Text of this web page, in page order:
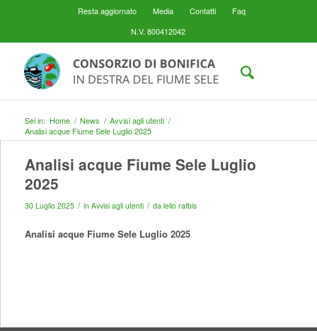
Resta aggiornato Media Contatti
Faq
N.V. 800412042
Sei in: Home / News / Avvisi agli utenti /
Analisi acque Fiume Sele Luglio 2025
Analisi acque Fiume Sele Luglio
2025
30 Luglio 2025 / in Avvisi agli utenti / da lello rafbis
Analisi acque Fiume Sele Luglio 2025